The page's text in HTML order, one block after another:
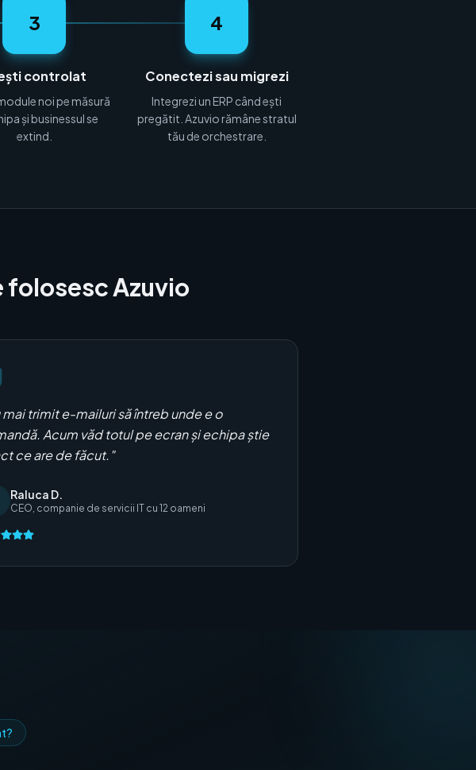
3
controlat
noi pe măsură
și businessul se
extind.
4
Conectezi sau migrezi
Integrezi un ERP când ești
pregătit. Azuvio rămâne stratul
tău de orchestrare.
Azuvio
mai trimit e-mailuri să întreb unde e o
Acum văd totul pe ecran și echipa știe
ce are de făcut."
Raluca D.
CEO, companie de servicii IT cu 12 oameni